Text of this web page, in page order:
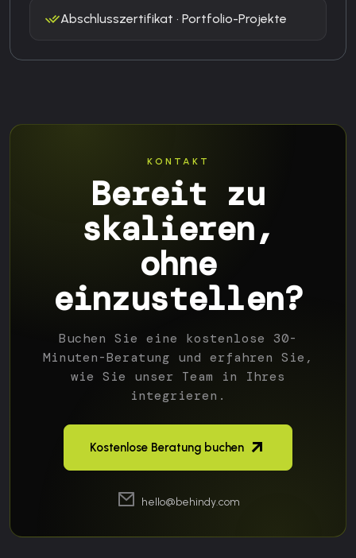
Abschlusszertifikat · Portfolio-Projekte
KONTAKT
Bereit zu
skalieren,
ohne
einzustellen?
Buchen Sie eine kostenlose 30-
Minuten-Beratung und erfahren Sie,
wie Sie unser Team in Ihres
integrieren.
Kostenlose Beratung buchen
hello@behindy.com